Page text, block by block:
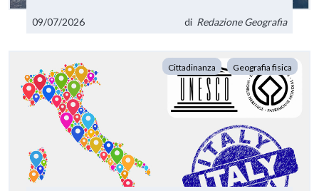
09/07/2026 di Redazione Geografia
Cittadinanza Geografia fisica